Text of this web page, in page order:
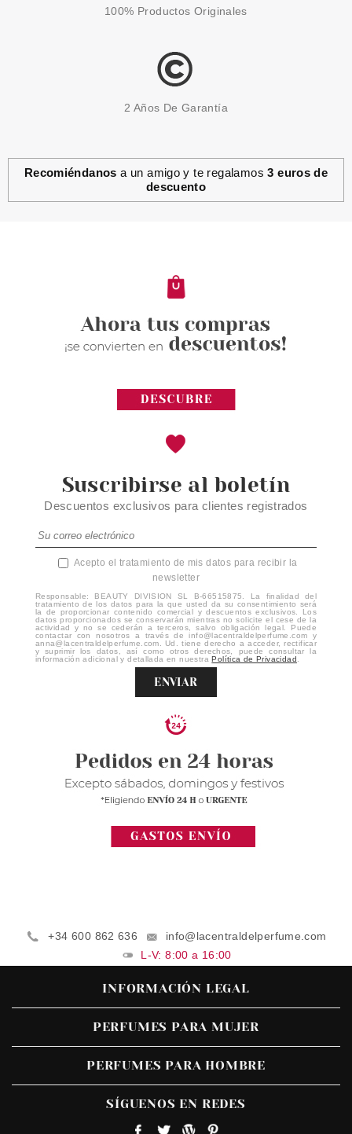
ESSENCE
2.39€
100% Productos Originales
2 Años De Garantía
Recomiéndanos a un amigo y te regalamos3 euros de
descuento
Suscribirse al boletín
Descuentos exclusivos para clientes registrados
Acepto el tratamiento de mis datos para recibir la
newsletter
Responsable: BEAUTY DIVISION SL B-66515875. La finalidad del
tratamiento de los datos para la que usted da su consentimiento será
la de proporcionar contenido comercial y descuentos exclusivos. Los
datos proporcionados se conservarán mientras no solicite el cese de la
actividad y no se cederán a terceros, salvo obligación legal. Puede
contactar con nosotros a través de info@lacentraldelperfume.com y
anna@lacentraldelperfume.com. Ud. tiene derecho a acceder, rectificar
y suprimir los datos, así como otros derechos, puede consultar la
información adicional y detallada en nuestraPolítica de Privacidad
ENVIAR
+34 600 862 636
info@lacentraldelperfume.com
L-V: 8:00 a 16:00
INFORMACIÓN LEGAL
PERFUMES PARA MUJER
PERFUMES PARA HOMBRE
SÍGUENOS EN REDES